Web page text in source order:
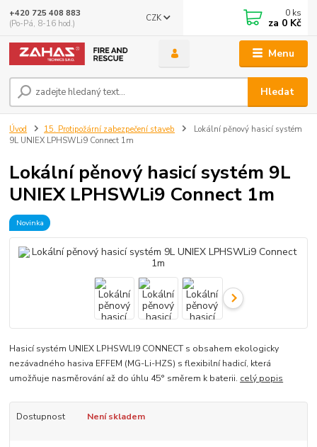
Menu
CZK
Hledat
+420 725 408 883
(Po-Pá, 8-16 hod.)
0 ks
za 0 Kč
Úvod 15. Protipožární zabezpečení staveb
Lokální pěnový hasicí systém
9L UNIEX LPHSWLi9 Connect 1m
Lokální pěnový hasicí systém 9L
UNIEX LPHSWLi9 Connect 1m
Novinka
Hasicí systém UNIEX LPHSWLI9 CONNECT s obsahem ekologicky
nezávadného hasiva EFFEM (MG-Li-HZS) s flexibilní hadicí, která
umožňuje nasměrování až do úhlu 45° směrem k baterii. celý popis
Dostupnost Není skladem